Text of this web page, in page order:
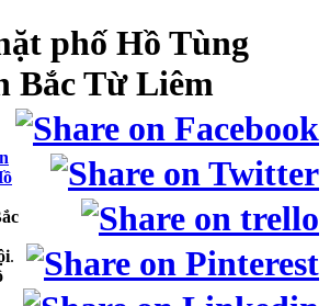
phố Hồ Tùng
Bắc Từ Liêm
.